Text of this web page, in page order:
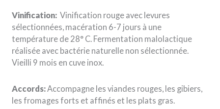
Vinification: Vinification rouge avec levures
sélectionnées, macération 6-7 jours à une
température de 28° C. Fermentation malolactique
réalisée avec bactérie naturelle non sélectionnée.
Vieilli 9 mois en cuve inox.
Accords:Accompagne les viandes rouges, les gibiers,
les fromages forts et affinés et les plats gras.